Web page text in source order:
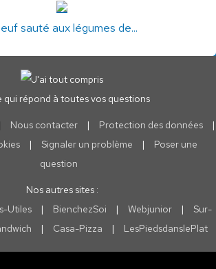
sauté aux légumes de...
qui répond à toutes vos questions
Nous contacter | Protection des données
|
| Signaler un problème |
Poser une
question
Nos autres sites :
Utiles | BienchezSoi | Webjunior |
Sur-
| Casa-Pizza | LesPiedsdanslePlat